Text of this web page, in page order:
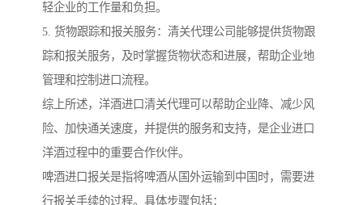
轻企业的工作量和负担。
5. 货物跟踪和报关服务：清关代理公司能够提供货物跟
踪和报关服务，及时掌握货物状态和进展，帮助企业地
管理和控制进口流程。
综上所述，洋酒进口清关代理可以帮助企业降、减少风
险、加快通关速度，并提供的服务和支持，是企业进口
洋酒过程中的重要合作伙伴。
啤酒进口报关是指将啤酒从国外运输到中国时，需要进
行报关手续的过程。具体步骤包括：